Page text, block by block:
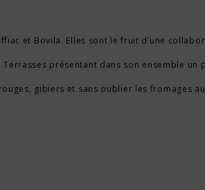
et Bovila. Elles sont le fruit d’une
présentant dans son ensemble
gibiers et sans oublier les fromages